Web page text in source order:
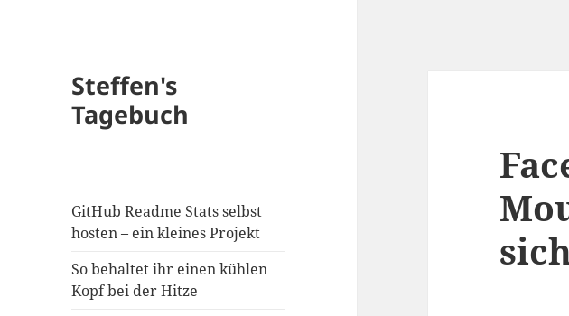
Steffen's
Tagebuch
GitHub Readme Stats selbst
hosten – ein kleines Projekt
So behaltet ihr einen kühlen
Kopf bei der Hitze